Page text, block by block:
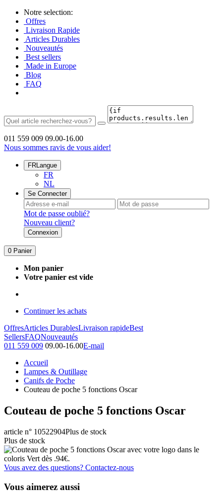
Notre selection:
Offres
Livraison Rapide
Articles Durables
Nouveautés
Best sellers
Made in Europe
Blog
FAQ
011 559 009 09.00-16.00
Nous sommes ravis de vous aider!
FRLangue
FR
NL
Se Connecter
Mot de passe oublié?
Nouveau client?
Connexion
0 Panier
Mon panier
Votre panier est vide
Continuer les achats
OffresArticles DurablesLivraison rapideBest
SellersFAQNouveautés
011 559 009 09.00-16.00E-mail
Accueil
Lampes & Outillage
Canifs de Poche
Couteau de poche 5 fonctions Oscar
Couteau de poche 5 fonctions Oscar
article n° 10522904Plus de stock
Plus de stock
Vous avez des questions? Contactez-nous
Vous aimerez aussi